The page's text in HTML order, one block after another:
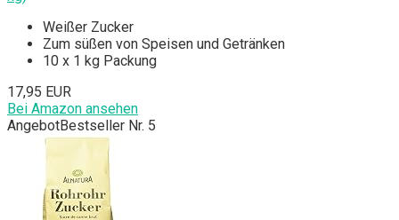
Weißer Zucker
Zum süßen von Speisen und Getränken
10 x 1 kg Packung
17,95 EUR
Bei Amazon ansehen
AngebotBestseller Nr. 5